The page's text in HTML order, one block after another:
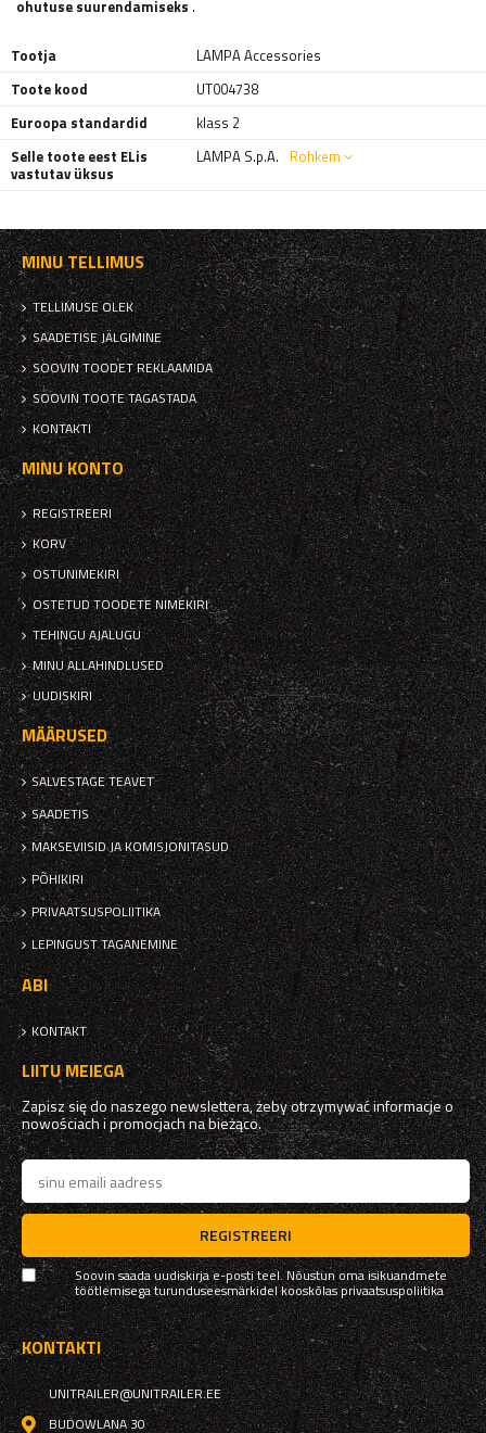
ohutuse suurendamiseks .
Tootja
LAMPA Accessories
Toote kood
UT004738
Euroopa standardid
klass 2
Selle toote eest ELis
vastutav üksus
LAMPA S.p.A. Rohkem
MINU TELLIMUS
TELLIMUSE OLEK
SAADETISE JÄLGIMINE
SOOVIN TOODET REKLAAMIDA
SOOVIN TOOTE TAGASTADA
KONTAKTI
MINU KONTO
REGISTREERI
KORV
OSTUNIMEKIRI
OSTETUD TOODETE NIMEKIRI
TEHINGU AJALUGU
MINU ALLAHINDLUSED
UUDISKIRI
MÄÄRUSED
SALVESTAGE TEAVET
SAADETIS
MAKSEVIISID JA KOMISJONITASUD
PÕHIKIRI
PRIVAATSUSPOLIITIKA
LEPINGUST TAGANEMINE
ABI
KONTAKT
LIITU MEIEGA
Zapisz się do naszego newslettera, żeby otrzymywać informacje o
nowościach i promocjach na bieżąco.
REGISTREERI
Soovin saada uudiskirja e-posti teel. Nõustun oma isikuandmete
töötlemisega turunduseesmärkidel kooskõlasprivaatsuspoliitika
KONTAKTI
UNITRAILER@UNITRAILER.EE
BUDOWLANA 30